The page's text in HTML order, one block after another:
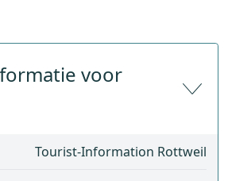
voor
Tourist-Information Rottweil